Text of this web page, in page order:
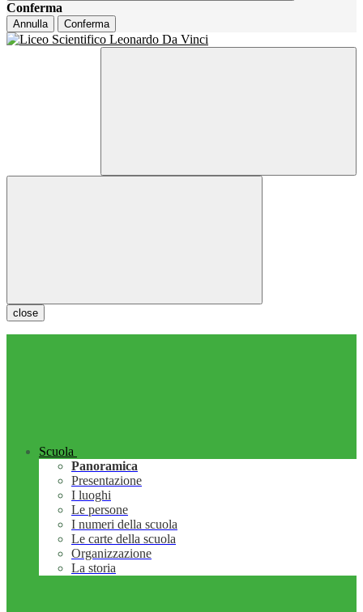
Conferma
Annulla Conferma
close
Scuola
Panoramica
Presentazione
I luoghi
Le persone
I numeri della scuola
Le carte della scuola
Organizzazione
La storia